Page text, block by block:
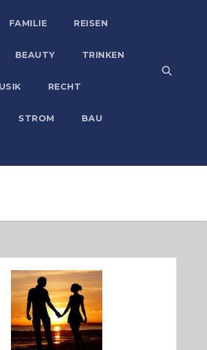
FAMILIE REISEN
BEAUTY TRINKEN
RECHT
STROM BAU